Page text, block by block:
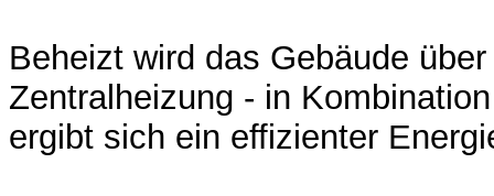
Beheizt wird das Gebäude
Zentralheizung - in
ergibt sich ein effizienter